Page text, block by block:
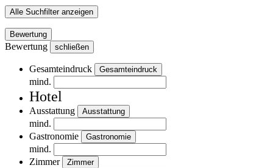
Alle Suchfilter anzeigen
Bewertung
Bewertung schließen
Gesamteindruck Gesamteindruck
mind.
Hotel
Ausstattung Ausstattung
mind.
Gastronomie
Gastronomie
mind.
Zimmer
Zimmer